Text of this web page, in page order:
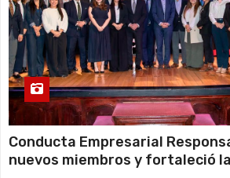
Conducta Empresarial
nuevos miembros y fortaleció